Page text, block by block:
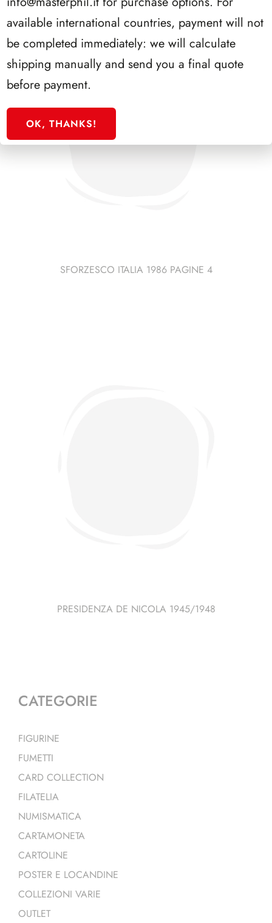
SFORZESCO ITALIA 1986 PAGINE 4
PRESIDENZA DE NICOLA 1945/1948
CATEGORIE
FIGURINE
FUMETTI
CARD COLLECTION
FILATELIA
NUMISMATICA
CARTAMONETA
CARTOLINE
POSTER E LOCANDINE
COLLEZIONI VARIE
OUTLET
available international countries, payment will not
be completed immediately: we will calculate
shipping manually and send you a final quote
before payment.
OK, THANKS!